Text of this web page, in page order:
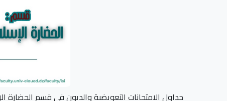
جداول الامتحانات التعويضية والديون في قسم الحضارة